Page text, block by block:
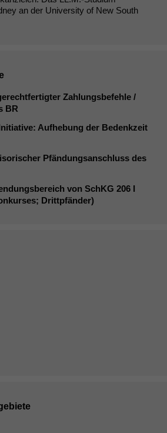
an der University of New South
Zahlungsbefehle /
BR
Aufhebung der Bedenkzeit
Pfändungsanschluss des
von SchKG 206 I
Drittpfänder)